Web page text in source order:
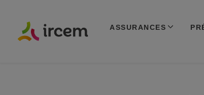
ASSURANCES